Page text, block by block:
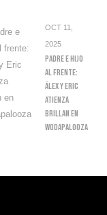
OCT 11,
2025
Padre E Hijo
Al Frente:
Álex Y Eric
Atienza
Brillan En
Wodapalooza